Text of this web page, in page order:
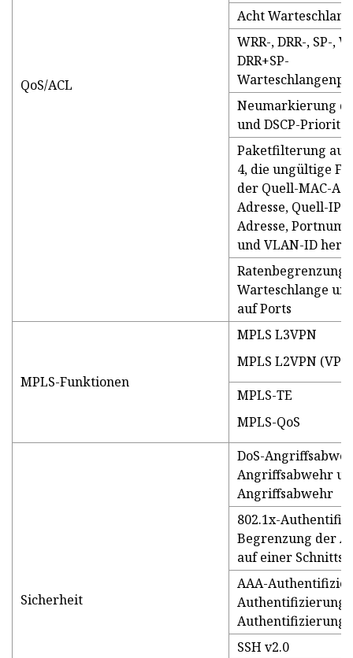
QoS/ACL
Acht
WRR-, DRR-, SP-,
DRR+SP-
Neumarkierung
und DSCP-Priorität
Paketfilterung auf
4, die ungültige
der Quell-MAC-
Adresse, Quell-IP-
Adresse,
und VLAN-ID
Ratenbegrenzung
Warteschlange
auf Ports
MPLS-Funktionen
MPLS L3VPN
MPLS L2VPN
MPLS-TE
MPLS-QoS
Sicherheit
DoS-
Angriffsabwehr
Angriffsabwehr
802.1x-
Begrenzung der
auf einer
AAA-
Authentifizierung,
Authentifizierung
SSH v2.0